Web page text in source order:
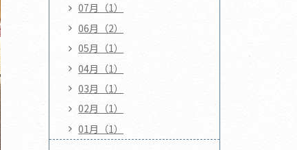
07月（1）
06月（2）
05月（1）
04月（1）
03月（1）
02月（1）
01月（1）